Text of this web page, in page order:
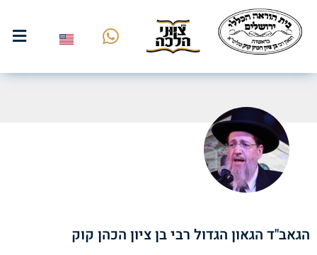
הגאב"ד הגאון הגדול רבי בן ציון הכהן קוק